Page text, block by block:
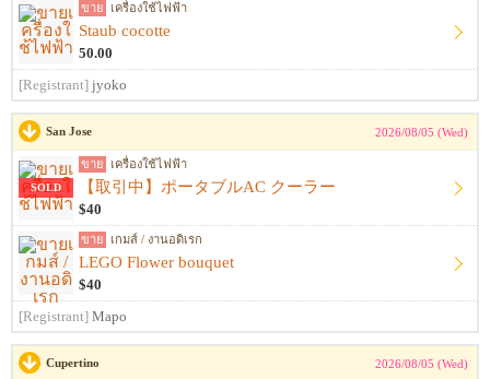
ขาย เครื่องใช้ไฟฟ้า
Staub cocotte
50.00
[Registrant] jyoko
San Jose 2026/08/05 (Wed)
SOLD
ขาย เครื่องใช้ไฟฟ้า
【取引中】ポータブルAC クーラー
$40
ขาย เกมส์ / งานอดิเรก
LEGO Flower bouquet
$40
[Registrant] Mapo
Cupertino 2026/08/05 (Wed)